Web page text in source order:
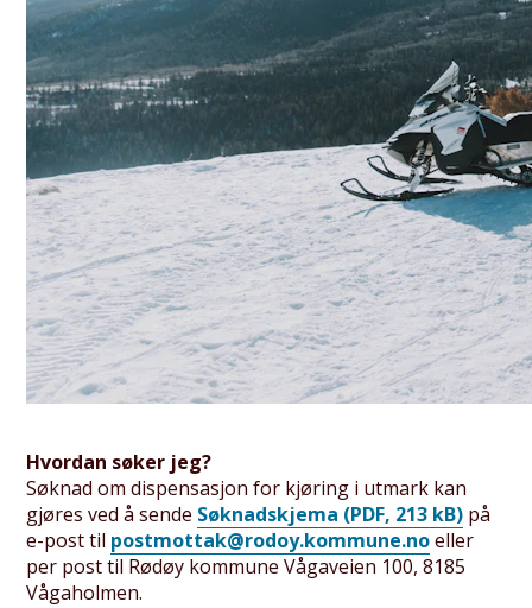
Hvordan søker jeg?
Søknad om dispensasjon for kjøring i utmark kan
gjøres ved å sende Søknadskjema (PDF, 213 kB) på
e-post til postmottak@rodoy.kommune.noeller
per post til Rødøy kommune Vågaveien 100, 8185
Vågaholmen.